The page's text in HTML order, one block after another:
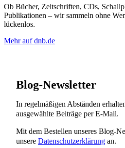
Ob Bücher, Zeitschriften, CDs,
Publikationen – wir sammeln ohne
lückenlos.
Mehr auf dnb.de
Blog-Newsletter
In regelmäßigen Abständen
ausgewählte Beiträge per E-Mail.
Mit dem Bestellen unseres Blog-
unsere Datenschutzerklärung an.